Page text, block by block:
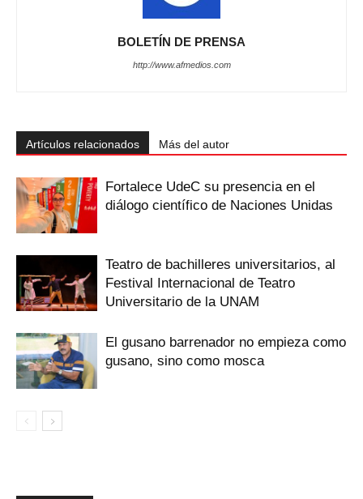
BOLETÍN DE PRENSA
http://www.afmedios.com
Artículos relacionados Más del autor
Fortalece UdeC su presencia en el
diálogo científico de Naciones Unidas
Teatro de bachilleres universitarios, al
Festival Internacional de Teatro
Universitario de la UNAM
El gusano barrenador no empieza como
gusano, sino como mosca